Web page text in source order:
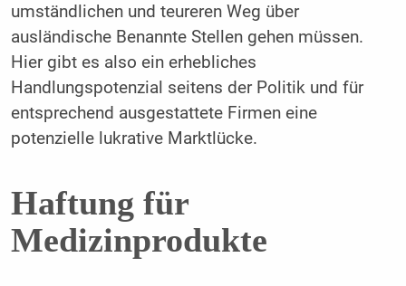
umständlichen und teureren Weg über
ausländische Benannte Stellen gehen müssen.
Hier gibt es also ein erhebliches
Handlungspotenzial seitens der Politik und für
entsprechend ausgestattete Firmen eine
potenzielle lukrative Marktlücke.
Haftung für
Medizinprodukte